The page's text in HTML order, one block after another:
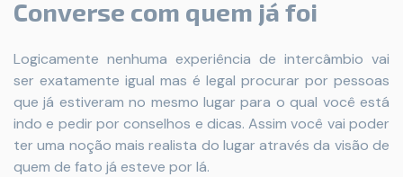
Converse com quem já foi
Logicamente nenhuma experiência de intercâmbio vai
ser exatamente igual mas é legal procurar por pessoas
que já estiveram no mesmo lugar para o qual você está
indo e pedir por conselhos e dicas. Assim você vai poder
ter uma noção mais realista do lugar através da visão de
quem de fato já esteve por lá.